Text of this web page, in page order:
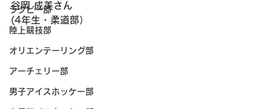
ラグビー部
陸上競技部
オリエンテーリング部
アーチェリー部
男子アイスホッケー部
谷岡 成美さん
(4年生・柔道部）